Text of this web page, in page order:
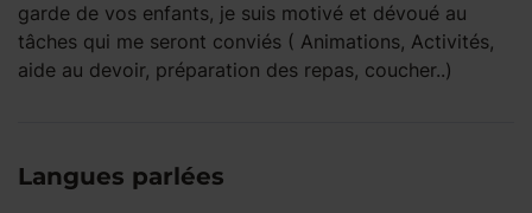
garde de vos enfants, je suis motivé et dévoué au
tâches qui me seront conviés ( Animations, Activités,
aide au devoir, préparation des repas, coucher..)
Langues parlées